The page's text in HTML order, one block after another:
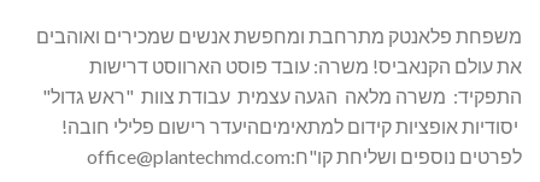
משפחת פלאנטק מתרחבת ומחפשת אנשים שמכירים ואוהבים
את עולם הקנאביס! משרה: עובד פוסט הארווסט דרישות
התפקיד: משרה מלאה הגעה עצמית עבודת צוות "ראש גדול"
יסודיות אופציות קידום למתאימיםהיעדר רישום פלילי חובה!
לפרטים נוספים ושליחת קו"ח:office@plantechmd.com